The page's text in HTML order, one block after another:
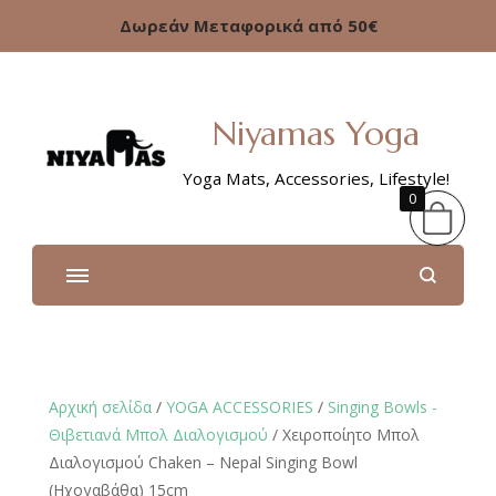
Δωρεάν Μεταφορικά από 50€
Niyamas Yoga
Yoga Mats, Accessories, Lifestyle!
Αρχική σελίδα / YOGA ACCESSORIES / Singing Bowls -
Θιβετιανά Μπολ Διαλογισμού / Χειροποίητο Μπολ
Διαλογισμού Chaken – Nepal Singing Bowl
(Ηχογαβάθα) 15cm
0